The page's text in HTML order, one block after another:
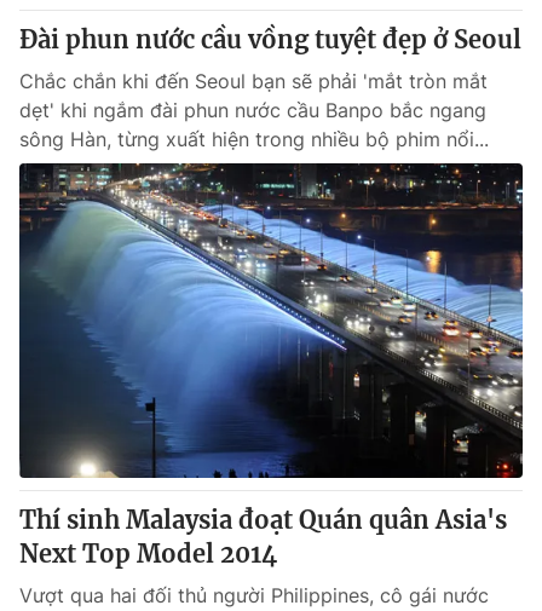
Đài phun nước cầu vồng tuyệt đẹp ở Seoul
Chắc chắn khi đến Seoul bạn sẽ phải 'mắt tròn mắt
dẹt' khi ngắm đài phun nước cầu Banpo bắc ngang
sông Hàn, từng xuất hiện trong nhiều bộ phim nổi...
Thí sinh Malaysia đoạt Quán quân Asia's
Next Top Model 2014
Vượt qua hai đối thủ người Philippines, cô gái nước